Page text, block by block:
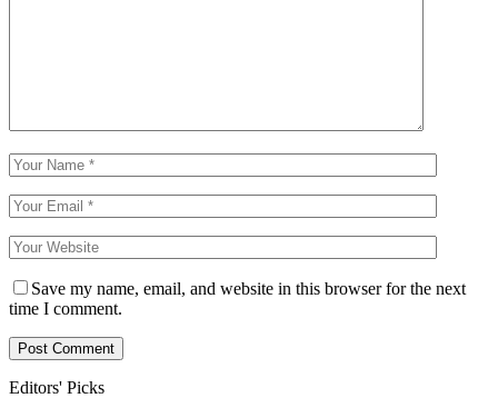
Save my name, email, and website in this browser for the next
time I comment.
Editors' Picks